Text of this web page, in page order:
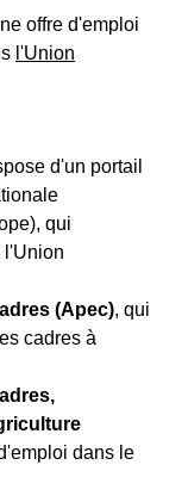
offre d'emploi
l'Union
d'un portail
qui
l'Union
(Apec), qui
cadres à
dans le